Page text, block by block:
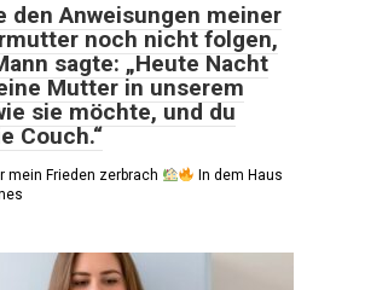
den Anweisungen meiner
noch nicht folgen,
sagte: „Heute Nacht
Mutter in unserem
sie möchte, und du
Couch.“
mein Frieden zerbrach
In dem Haus